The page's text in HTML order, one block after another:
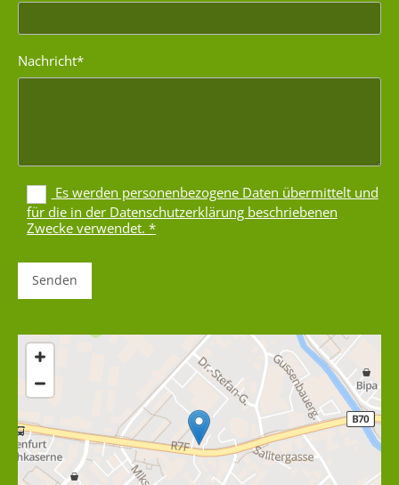
Nachricht*
Es werden personenbezogene Daten übermittelt und
für die in der Datenschutzerklärung beschriebenen
Zwecke verwendet. *